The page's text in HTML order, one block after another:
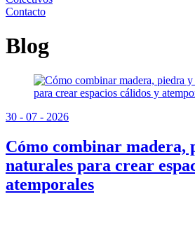
Contacto
Blog
30 - 07 - 2026
Cómo combinar madera,
naturales para crear
atemporales